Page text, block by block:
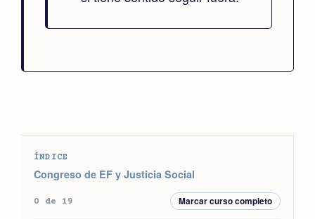
ÍNDICE
Congreso de EF y Justicia Social
0 de 19 Marcar curso completo